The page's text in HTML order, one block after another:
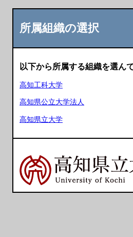
所属組織の選択
以下から所属する組織を選ん
高知工科大学
高知県公立大学法人
高知県立大学